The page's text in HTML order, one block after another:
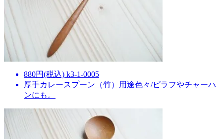
880円(税込) k3-1-0005
厚手カレースプーン（竹）用途色々/ピラフやチャーハ
ンにも。